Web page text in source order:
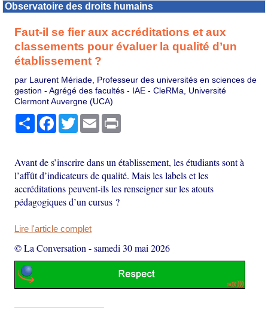
Observatoire des droits humains
Faut-il se fier aux accréditations et aux
classements pour évaluer la qualité d’un
établissement ?
par Laurent Mériade, Professeur des universités en sciences de
gestion - Agrégé des facultés - IAE - CleRMa, Université
Clermont Auvergne (UCA)
PartagerFacebook
TwitterEmail
Avant de s’inscrire dans un établissement, les étudiants sont à
l’affût d’indicateurs de qualité. Mais les labels et les
accréditations peuvent-ils les renseigner sur les atouts
pédagogiques d’un cursus ?
Lire l'article complet
© La Conversation -samedi 30 mai 2026